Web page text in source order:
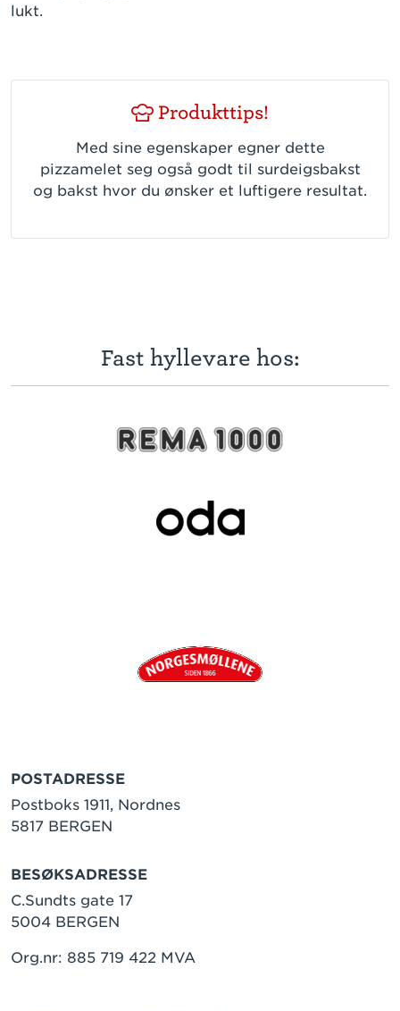
lukt.
Produkttips!
Med sine egenskaper egner dette
pizzamelet seg også godt til surdeigsbakst
og bakst hvor du ønsker et luftigere resultat.
Fast hyllevare hos:
POSTADRESSE
Postboks 1911, Nordnes
5817 BERGEN
BESØKSADRESSE
C.Sundts gate 17
5004 BERGEN
Org.nr: 885 719 422 MVA